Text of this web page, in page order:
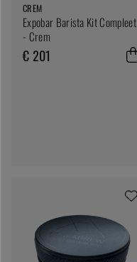
CREM
Expobar Barista Kit Compleet
- Crem
€ 201